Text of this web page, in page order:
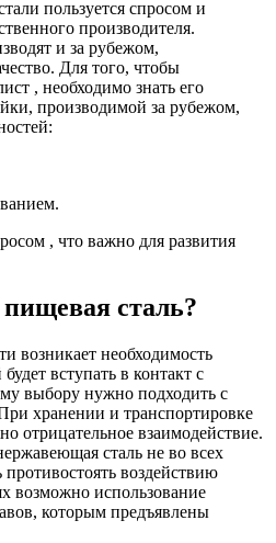
пользуется спросом и
производителя.
и за рубежом,
Для того, чтобы
, необходимо знать его
производимой за рубежом,
, что важно для развития
пищевая сталь?
возникает необходимость
вступать в контакт с
выбору нужно подходить с
хранении и транспортировке
отрицательное взаимодействие.
сталь не во всех
воздействию
возможно использование
которым предъявлены